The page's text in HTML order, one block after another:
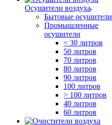
Осушители воздуха
Бытовые осушители
Промышленные
осушители
< 30 литров
50 литров
70 литров
80 литров
90 литров
100 литров
> 100 литров
40 литров
60 литров